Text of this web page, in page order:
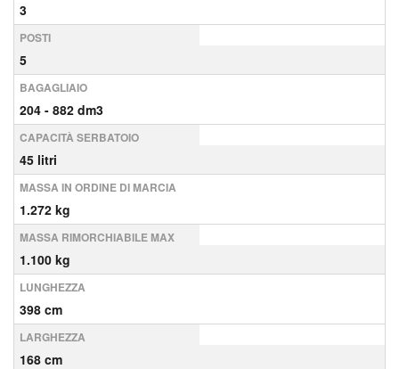
3
POSTI
5
BAGAGLIAIO
204 - 882 dm3
CAPACITÀ SERBATOIO
45 litri
MASSA IN ORDINE DI MARCIA
1.272 kg
MASSA RIMORCHIABILE MAX
1.100 kg
LUNGHEZZA
398 cm
LARGHEZZA
168 cm